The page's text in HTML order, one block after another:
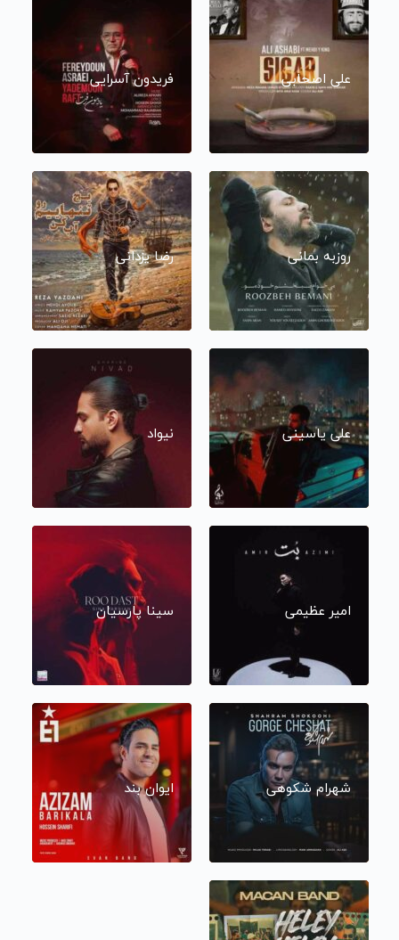
علی اصحابی فریدون آسرایی
روزبه بمانی رضا یزدانی
علی یاسینی نیواد
امیر عظیمی سینا پارسیان
شهرام شکوهی ایوان بند